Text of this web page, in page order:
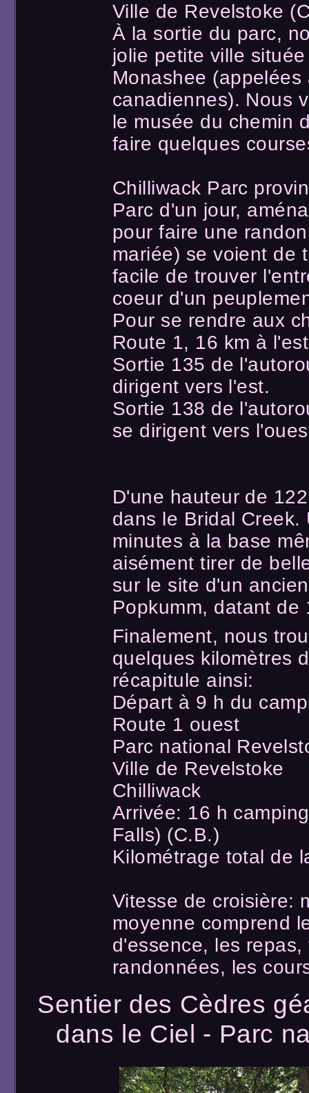
Ville de Revelstoke
À la sortie du parc,
jolie petite ville
Monashee (appelées
canadiennes). Nous
le musée du chemin
faire quelques
Chilliwack Parc
Parc d'un jour,
pour faire une
mariée) se voient de
facile de trouver
coeur d'un
Pour se rendre aux
Route 1, 16 km à
Sortie 135 de
dirigent vers l'est.
Sortie 138 de
se dirigent vers
D'une hauteur de
dans le Bridal
minutes à la base
aisément tirer de
sur le site d'un
Popkumm, datant de
Finalement, nous
quelques kilomètres
récapitule ainsi:
Départ à 9 h du
Route 1 ouest
Parc national
Ville de Revelstoke
Chilliwack
Arrivée: 16 h
Falls) (C.B.)
Kilométrage total de
Vitesse de croisière:
moyenne comprend
d'essence, les
randonnées, les
Sentier des Cèdres
dans le Ciel - Parc